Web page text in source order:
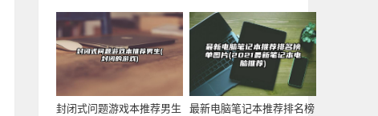
封闭式问题游戏本推荐男生
最新电脑笔记本推荐排名榜